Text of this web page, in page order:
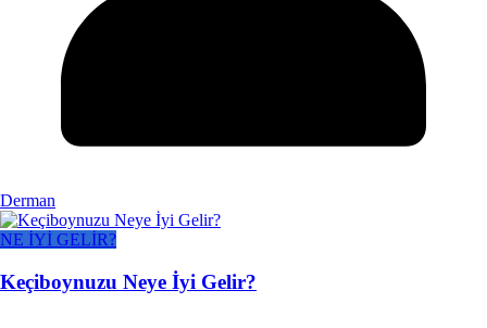
Derman
NE İYİ GELİR?
Keçiboynuzu Neye İyi Gelir?